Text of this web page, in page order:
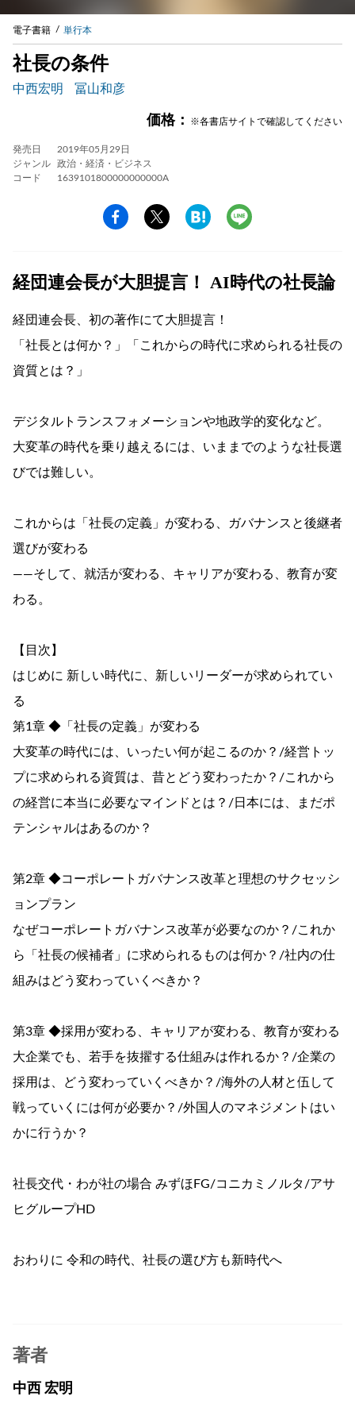
電子書籍 単行本
社長の条件
中西宏明 冨山和彦
価格： ※各書店サイトで確認してください
発売日
2019年05月29日
ジャンル
政治・経済・ビジネス
コード
1639101800000000000A
経団連会長が大胆提言！ AI時代の社長論
経団連会長、初の著作にて大胆提言！
「社長とは何か？」「これからの時代に求められる社長の
資質とは？」
デジタルトランスフォメーションや地政学的変化など。
大変革の時代を乗り越えるには、いままでのような社長選
びでは難しい。
これからは「社長の定義」が変わる、ガバナンスと後継者
選びが変わる
――そして、就活が変わる、キャリアが変わる、教育が変
わる。
【目次】
はじめに 新しい時代に、新しいリーダーが求められてい
る
第1章 ◆「社長の定義」が変わる
大変革の時代には、いったい何が起こるのか？/経営トッ
プに求められる資質は、昔とどう変わったか？/これから
の経営に本当に必要なマインドとは？/日本には、まだポ
テンシャルはあるのか？
第2章 ◆コーポレートガバナンス改革と理想のサクセッシ
ョンプラン
なぜコーポレートガバナンス改革が必要なのか？/これか
ら「社長の候補者」に求められるものは何か？/社内の仕
組みはどう変わっていくべきか？
第3章 ◆採用が変わる、キャリアが変わる、教育が変わる
大企業でも、若手を抜擢する仕組みは作れるか？/企業の
採用は、どう変わっていくべきか？/海外の人材と伍して
戦っていくには何が必要か？/外国人のマネジメントはい
かに行うか？
社長交代・わが社の場合 みずほFG/コニカミノルタ/アサ
ヒグループHD
おわりに 令和の時代、社長の選び方も新時代へ
著者
中西 宏明